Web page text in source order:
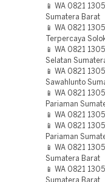
📱 WA 0821
Sumatera Barat
📱 WA 0821
Terpercaya
📱 WA 0821
Selatan
📱 WA 0821
Sawahlunto
📱 WA 0821
Pariaman
📱 WA 0821
📱 WA 0821
Pariaman
📱 WA 0821
Sumatera Barat
📱 WA 0821
Sumatera Barat